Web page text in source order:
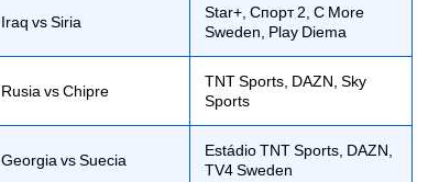
Iraq vs Siria
Star+, Cпорт 2, C More
Sweden, Play Diema
Rusia vs Chipre
TNT Sports, DAZN, Sky
Sports
Georgia vs Suecia
Estádio TNT Sports, DAZN,
TV4 Sweden